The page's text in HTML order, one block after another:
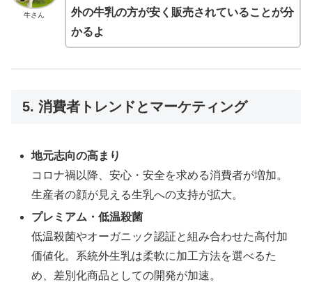
牛さん
外の牛乳の方が安く販売されていることが分
かるよ
5. 消費者トレンドとマーケティング
地元志向の高まり
コロナ禍以降、安心・安全を求める消費者が増加。
生産者の顔が見える生乳への支持が拡大。
プレミアム・低温殺菌
低温殺菌やオーガニック認証と組み合わせた高付加
価値化。系統外生乳は柔軟に加工方法を選べるた
め、差別化商品としての開発が加速。